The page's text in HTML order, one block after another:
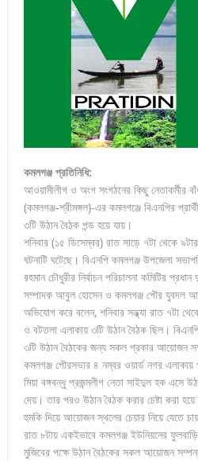
কমলগঞ্জ প্রতিনিধি:
আওয়ামীলীগ ও অংগ সংগঠনের কিছু নেতাকর্মীর
(কমলগঞ্জ-শ্রীমঙ্গল)-এর কমলগঞ্জে বিএনপির
৩টি উঠান বৈঠক পন্ড হয়ে যায়।
শনিবার (১৫ ডিসেম্বর) রাত সাড়ে ৭টা থেকে
ঘটনাটি ঘটেছে। বিএনপি কমলগঞ্জ উপজেলা
রহমান চৌধুরীর নির্বাচন পরিচালনা কমিটির
সম্পাদক আবুল হোসেন ও কমলগঞ্জ পৌর যুবদল
অভিযোগ করে বলেন, শনিবার সন্ধ্যা রাত ৭টা
ও বটতলা এলাকায় ৩টি উঠান বৈঠক ছিল। বিএনপির
৩টি উঠান বৈঠকের জন্য সকল প্রকার আয়োজন
কমলগঞ্জ পৌরসভার ৪ নম্বর ওয়ার্ড নগর
মিয়া বঙ্গবন্ধু প্রজন্মলীগ নেতা সাইদুল হক এসে
দেয়। তার পরও উঠান বৈঠক করার চেষ্টা করা
হুমকি দিয়ে আয়োজন স্থলের চেয়ার নিয়ে যেতে
রাত ৮টায় একইভাবে কমলগঞ্জ ইউনিয়নের ফুলবাড়ি
মুজিবের পক্ষে উঠান বৈঠকের সকল আয়োজন